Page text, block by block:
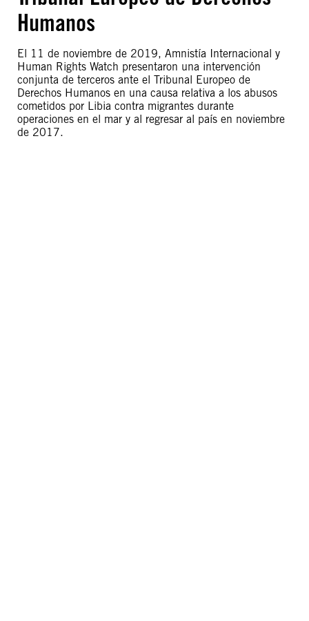
Humanos
El 11 de noviembre de 2019, Amnistía Internacional y
Human Rights Watch presentaron una intervención
conjunta de terceros ante el Tribunal Europeo de
Derechos Humanos en una causa relativa a los abusos
cometidos por Libia contra migrantes durante
operaciones en el mar y al regresar al país en noviembre
de 2017.